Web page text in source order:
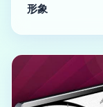
形象